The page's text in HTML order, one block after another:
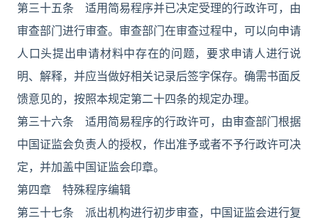
第三十五条 适用简易程序并已决定受理的行政许可，由
审查部门进行审查。审查部门在审查过程中，可以向申请
人口头提出申请材料中存在的问题，要求申请人进行说
明、解释，并应当做好相关记录后签字保存。确需书面反
馈意见的，按照本规定第二十四条的规定办理。
第三十六条 适用简易程序的行政许可，由审查部门根据
中国证监会负责人的授权，作出准予或者不予行政许可决
定，并加盖中国证监会印章。
第四章 特殊程序编辑
第三十七条 派出机构进行初步审查，中国证监会进行复